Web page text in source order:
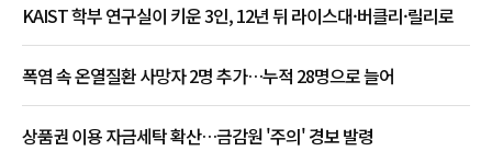
KAIST 학부 연구실이 키운 3인, 12년 뒤 라이스대·버클리·릴리로
폭염 속 온열질환 사망자 2명 추가…누적 28명으로 늘어
상품권 이용 자금세탁 확산…금감원 '주의' 경보 발령